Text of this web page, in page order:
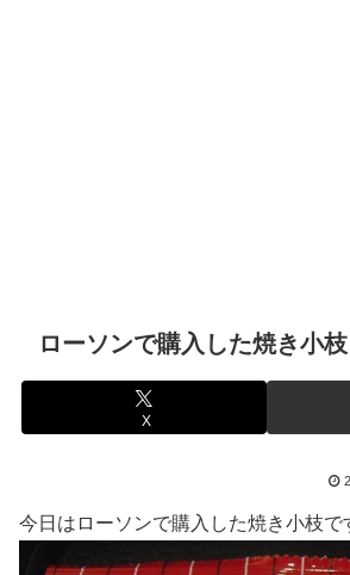
ローソンで購入した焼き小枝
X
今日はローソンで購入した焼き小枝で